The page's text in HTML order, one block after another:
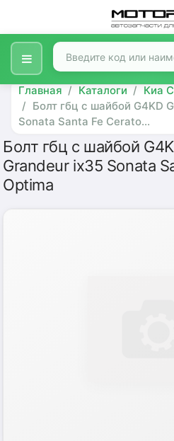
Главная Каталоги Киа
Болт гбц с шайбой G4KD
Sonata Santa Fe Cerato...
Болт гбц с шайбой
Grandeur ix35 Sonata
Optima